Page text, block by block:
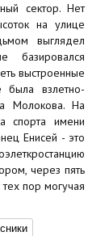
сектор. Нет
на улице
выглядел
базировался
выстроенные
взлетно-
Молокова. На
спорта имени
Енисей - это
через пять
пор могучая